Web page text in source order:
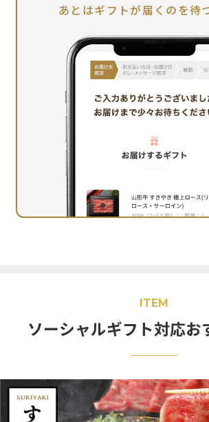
あとはギフトが届くのを待
ITEM
ソーシャルギフト対応お